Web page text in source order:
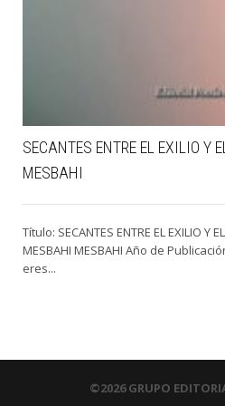
SECANTES ENTRE EL EXILIO Y
MESBAHI
Título: SECANTES ENTRE EL EXILIO Y
MESBAHI MESBAHI Año de
eres...
©2026 GRUPO